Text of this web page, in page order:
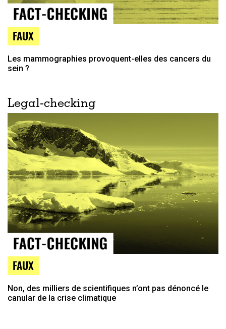
FAUX
Les mammographies provoquent-elles des cancers du
sein ?
Legal-checking
FAUX
Non, des milliers de scientifiques n’ont pas dénoncé le
canular de la crise climatique